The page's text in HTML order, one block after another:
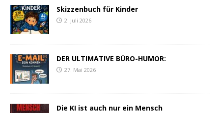
Skizzenbuch für Kinder
2. Juli 2026
DER ULTIMATIVE BÜRO-HUMOR:
27. Mai 2026
Die KI ist auch nur ein Mensch